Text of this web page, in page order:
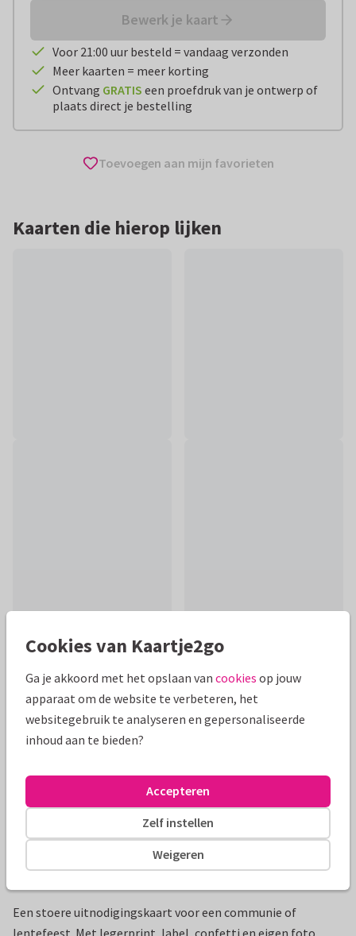
Bewerk je kaart
Voor 21:00 uur besteld = vandaag verzonden
Meer kaarten = meer korting
Ontvang GRATIS een proefdruk van je ontwerp of
plaats direct je bestelling
Toevoegen aan mijn favorieten
Kaarten die hierop lijken
Mooie extra's bij je kaart
Een stoere uitnodigingskaart voor een communie of
lentefeest. Met legerprint, label, confetti en eigen foto.
Cookies van Kaartje2go
Ga je akkoord met het opslaan van cookies op jouw
apparaat om de website te verbeteren, het
websitegebruik te analyseren en gepersonaliseerde
inhoud aan te bieden?
Weigeren
Zelf instellen
Accepteren